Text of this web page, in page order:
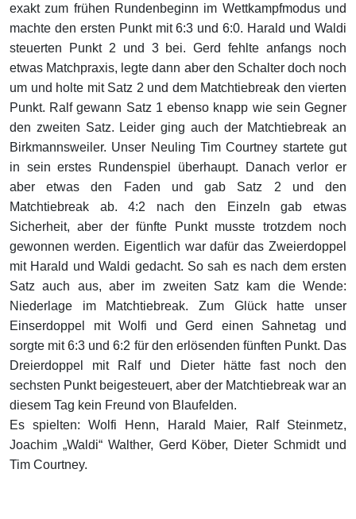
exakt zum frühen Rundenbeginn im Wettkampfmodus und
machte den ersten Punkt mit 6:3 und 6:0. Harald und Waldi
steuerten Punkt 2 und 3 bei. Gerd fehlte anfangs noch
etwas Matchpraxis, legte dann aber den Schalter doch noch
um und holte mit Satz 2 und dem Matchtiebreak den vierten
Punkt. Ralf gewann Satz 1 ebenso knapp wie sein Gegner
den zweiten Satz. Leider ging auch der Matchtiebreak an
Birkmannsweiler. Unser Neuling Tim Courtney startete gut
in sein erstes Rundenspiel überhaupt. Danach verlor er
aber etwas den Faden und gab Satz 2 und den
Matchtiebreak ab. 4:2 nach den Einzeln gab etwas
Sicherheit, aber der fünfte Punkt musste trotzdem noch
gewonnen werden. Eigentlich war dafür das Zweierdoppel
mit Harald und Waldi gedacht. So sah es nach dem ersten
Satz auch aus, aber im zweiten Satz kam die Wende:
Niederlage im Matchtiebreak. Zum Glück hatte unser
Einserdoppel mit Wolfi und Gerd einen Sahnetag und
sorgte mit 6:3 und 6:2 für den erlösenden fünften Punkt. Das
Dreierdoppel mit Ralf und Dieter hätte fast noch den
sechsten Punkt beigesteuert, aber der Matchtiebreak war an
diesem Tag kein Freund von Blaufelden.
Es spielten: Wolfi Henn, Harald Maier, Ralf Steinmetz,
Joachim „Waldi“ Walther, Gerd Köber, Dieter Schmidt und
Tim Courtney.